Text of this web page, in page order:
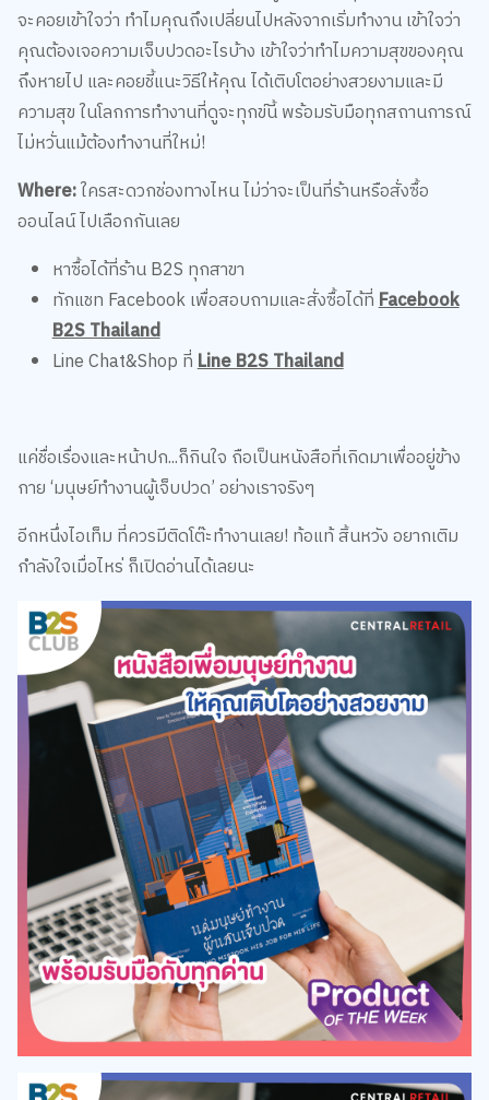
จะคอยเข้าใจว่า ทำไมคุณถึงเปลี่ยนไปหลังจากเริ่มทำงาน เข้าใจว่า
คุณต้องเจอความเจ็บปวดอะไรบ้าง เข้าใจว่าทำไมความสุขของคุณ
ถึงหายไป และคอยชี้แนะวิธีให้คุณ ได้เติบโตอย่างสวยงามและมี
ความสุข ในโลกการทำงานที่ดูจะทุกข์นี้ พร้อมรับมือทุกสถานการณ์
ไม่หวั่นแม้ต้องทำงานที่ใหม่!
Where:ใครสะดวกช่องทางไหน ไม่ว่าจะเป็นที่ร้านหรือสั่งซื้อ
ออนไลน์ ไปเลือกกันเลย
หาซื้อได้ที่ร้าน B2S ทุกสาขา
ทักแชท Facebook เพื่อสอบถามและสั่งซื้อได้ที่Facebook
B2S Thailand
Line Chat&Shop ที่Line B2S Thailand
แค่ชื่อเรื่องและหน้าปก...ก็กินใจ ถือเป็นหนังสือที่เกิดมาเพื่ออยู่ข้าง
กาย ‘มนุษย์ทำงานผู้เจ็บปวด’ อย่างเราจริงๆ
อีกหนึ่งไอเท็ม ที่ควรมีติดโต๊ะทำงานเลย! ท้อแท้ สิ้นหวัง อยากเติม
กำลังใจเมื่อไหร่ ก็เปิดอ่านได้เลยนะ